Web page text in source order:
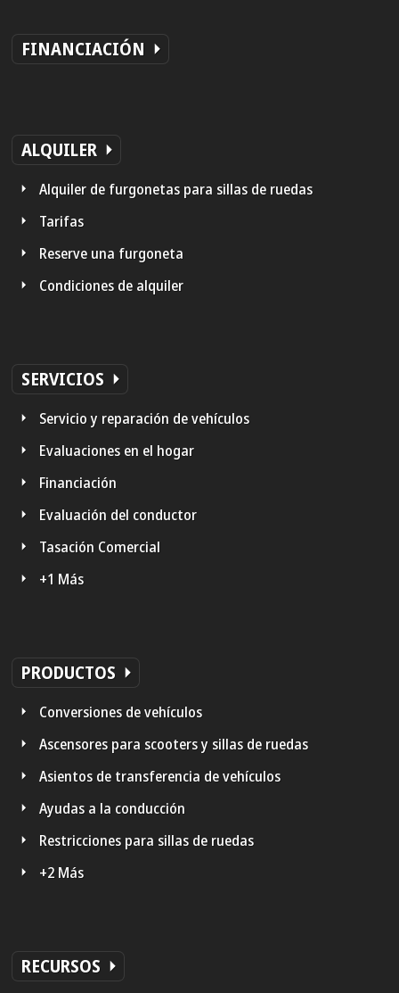
FINANCIACIÓN
ALQUILER
Alquiler de furgonetas para sillas de ruedas
Tarifas
Reserve una furgoneta
Condiciones de alquiler
SERVICIOS
Servicio y reparación de vehículos
Evaluaciones en el hogar
Financiación
Evaluación del conductor
Tasación Comercial
+1 Más
PRODUCTOS
Conversiones de vehículos
Ascensores para scooters y sillas de ruedas
Asientos de transferencia de vehículos
Ayudas a la conducción
Restricciones para sillas de ruedas
+2 Más
RECURSOS